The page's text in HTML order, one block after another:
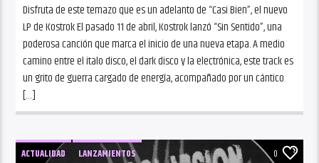
Disfruta de este temazo que es un adelanto de “Casi Bien”, el nuevo
LP de Kostrok El pasado 11 de abril, Kostrok lanzó “Sin Sentido”, una
poderosa canción que marca el inicio de una nueva etapa. A medio
camino entre el italo disco, el dark disco y la electrónica, este track es
un grito de guerra cargado de energía, acompañado por un cántico
[…]
ACTUALIDAD LANZAMIENTOS 0